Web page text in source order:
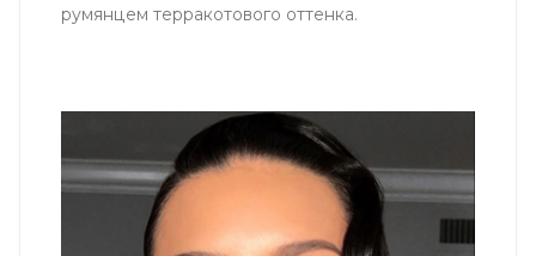
румянцем терракотового оттенка.